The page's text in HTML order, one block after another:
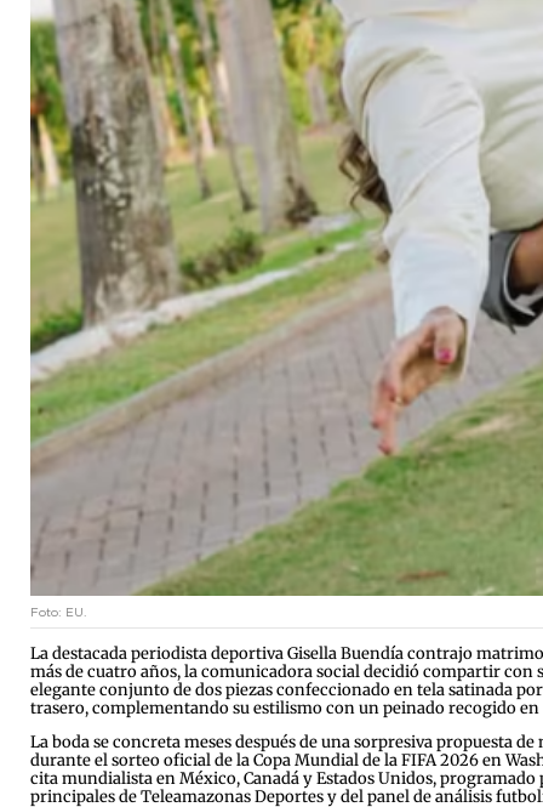
Foto: EU.
La destacada periodista deportiva Gisella Buendía contrajo
más de cuatro años, la comunicadora social decidió compartir con
elegante conjunto de dos piezas confeccionado en tela satinada
trasero, complementando su estilismo con un peinado recogido en
La boda se concreta meses después de una sorpresiva propuesta
durante el sorteo oficial de la Copa Mundial de la FIFA 2026 en
cita mundialista en México, Canadá y Estados Unidos,
principales de Teleamazonas Deportes y del panel de análisis